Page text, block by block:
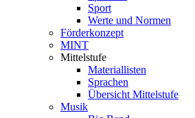
Sport
Werte und Normen
Förderkonzept
MINT
Mittelstufe
Materiallisten
Sprachen
Übersicht Mittelstufe
Musik